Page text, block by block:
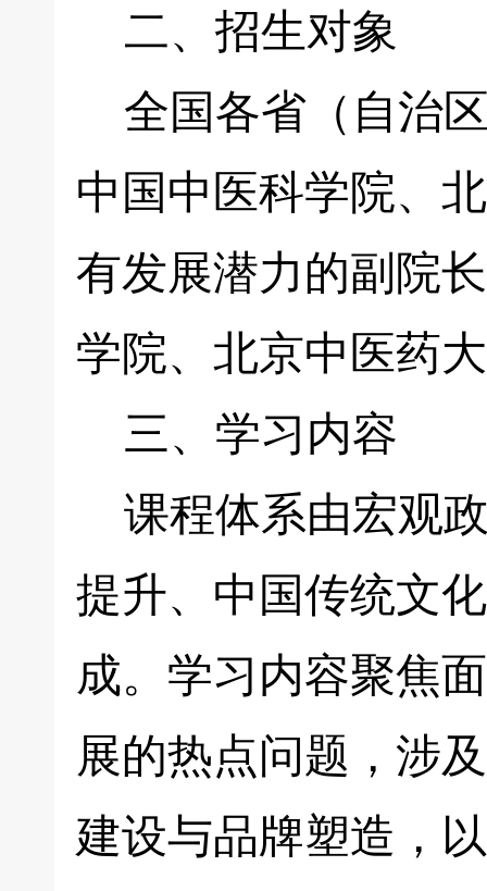
二、招生对象
全国各省（自治
中国中医科学院、
有发展潜力的副院
学院、北京中医药
三、学习内容
课程体系由宏观
提升、中国传统文
成。学习内容聚焦
展的热点问题，涉
建设与品牌塑造，